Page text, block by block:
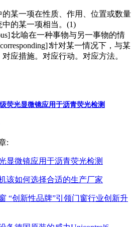
某一项在性质、作用、位置或数量
中的某一项相当。(1)
比喻在一种事物与另一事物的情
针对某一情况下，与某
应措施。对应行动。对应方法。
荧光显微镜应用于沥青荧光检测
:
显微镜应用于沥青荧光检测
该如何选择合适的生产厂家
“创新性品牌”引领门窗行业创新升